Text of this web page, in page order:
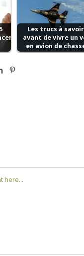
Les trucs à savoir
avant de vivre un
en avion de